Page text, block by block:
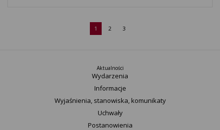
1 2 3
Aktualności
Wydarzenia
Informacje
Wyjaśnienia, stanowiska, komunikaty
Uchwały
Postanowienia